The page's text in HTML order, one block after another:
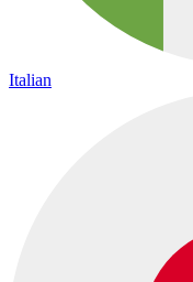
Italian